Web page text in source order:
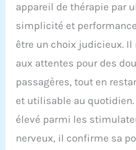
appareil de thérapie par
simplicité et
être un choix judicieux.
aux attentes pour des
passagères, tout en
et utilisable au
élevé parmi les
nerveux, il confirme sa